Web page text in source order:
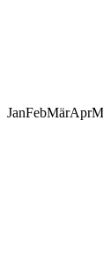
JanFebMärApr